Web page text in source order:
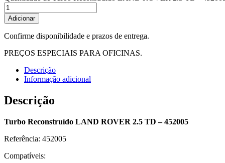
Adicionar
Confirme disponibilidade e prazos de entrega.
PREÇOS ESPECIAIS PARA OFICINAS.
Descrição
Informação adicional
Descrição
Turbo Reconstruído LAND ROVER 2.5 TD – 452005
Referência: 452005
Compatíveis: